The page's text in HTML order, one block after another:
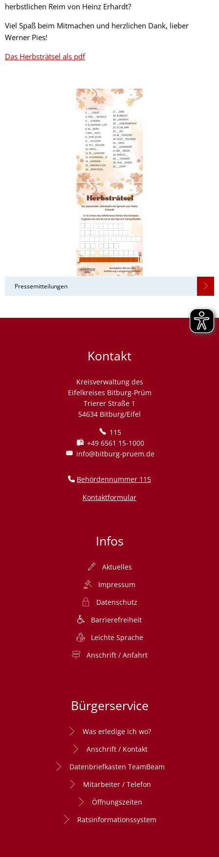
herbstlichen Reim von Heinz Erhardt?
Viel Spaß beim Mitmachen und herzlichen Dank, lieber
Werner Pies!
Das Herbsträtsel als pdf
Pressemitteilungen
Kontakt
Kreisverwaltung des
Eifelkreises Bitburg-Prüm
Trierer Straße 1
54634 Bitburg/Eifel
115
+49 6561 15-1000
info@bitburg-pruem.de
Behördennummer 115
Kontaktformular
Infos
Aktuelles
Impressum
Datenschutz
Barrierefreiheit
Leichte Sprache
Anschrift / Anfahrt
Bürgerservice
Was erledige ich wo?
Anschrift / Kontakt
Datenbriefkasten TeamBeam
Mitarbeiter / Telefon
Öffnungszeiten
Ratsinformationssystem